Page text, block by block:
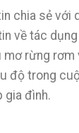
chia sẻ với
về tác
rừng rơm
độ trong
gia đình.